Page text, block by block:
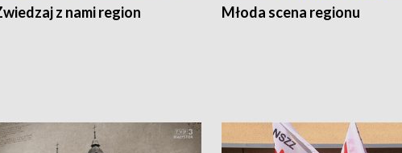
z nami region Młoda scena regionu